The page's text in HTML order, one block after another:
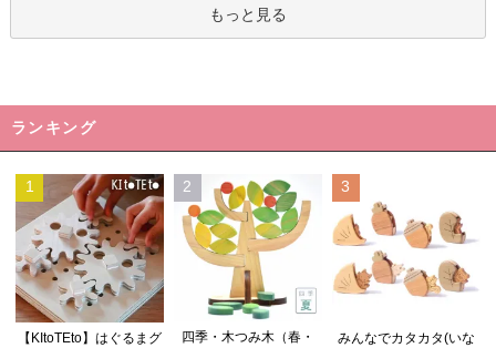
もっと見る
ランキング
1
【KItoTEto】はぐるまグ
2
四季・木つみ木（春・
3
みんなでカタカタ(いな